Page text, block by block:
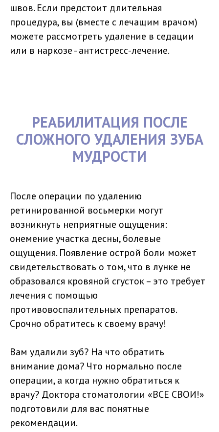
швов. Если предстоит длительная
процедура, вы (вместе с лечащим врачом)
можете рассмотреть удаление в седации
или в наркозе - антистресс-лечение.
РЕАБИЛИТАЦИЯ ПОСЛЕ
СЛОЖНОГО УДАЛЕНИЯ ЗУБА
МУДРОСТИ
После операции по удалению
ретинированной восьмерки могут
возникнуть неприятные ощущения:
онемение участка десны, болевые
ощущения. Появление острой боли может
свидетельствовать о том, что в лунке не
образовался кровяной сгусток – это требует
лечения с помощью
противовоспалительных препаратов.
Срочно обратитесь к своему врачу!
Вам удалили зуб? На что обратить
внимание дома? Что нормально после
операции, а когда нужно обратиться к
врачу? Доктора стоматологии «ВСЕ СВОИ!»
подготовили для вас понятные
рекомендации.